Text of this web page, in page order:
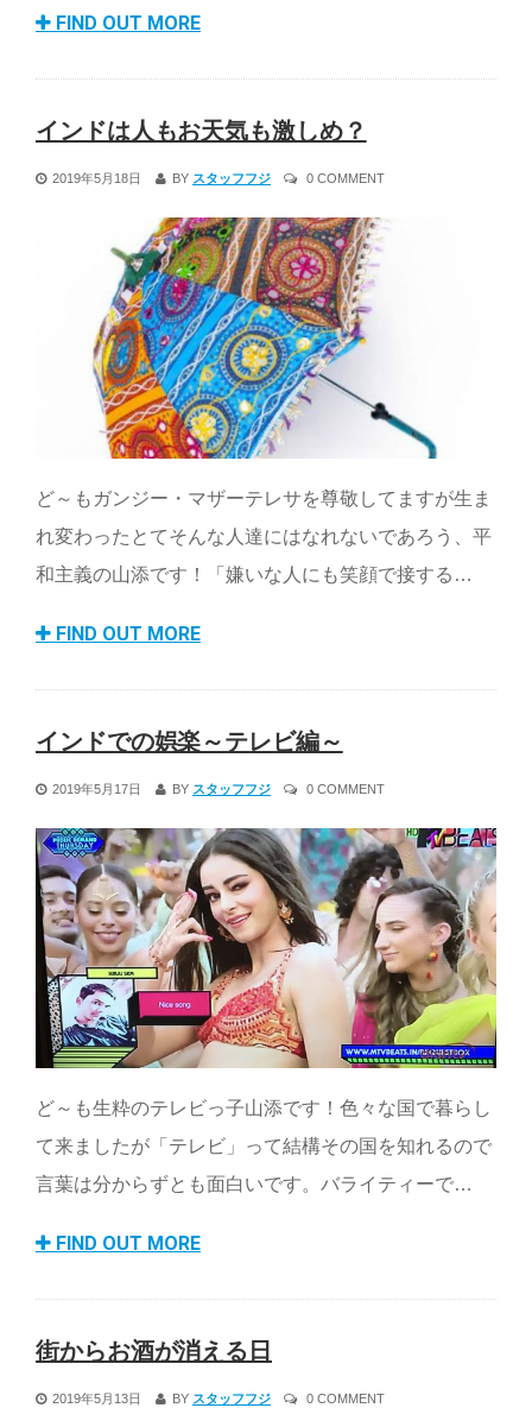
FIND OUT MORE
インドは人もお天気も激しめ？
2019年5月18日 BY スタッフフジ 0 COMMENT
ど～もガンジー・マザーテレサを尊敬してますが生ま
れ変わったとてそんな人達にはなれないであろう、平
和主義の山添です！「嫌いな人にも笑顔で接する…
FIND OUT MORE
インドでの娯楽～テレビ編～
2019年5月17日 BY スタッフフジ 0 COMMENT
ど～も生粋のテレビっ子山添です！色々な国で暮らし
て来ましたが「テレビ」って結構その国を知れるので
言葉は分からずとも面白いです。バライティーで…
FIND OUT MORE
街からお酒が消える日
2019年5月13日 BY スタッフフジ 0 COMMENT